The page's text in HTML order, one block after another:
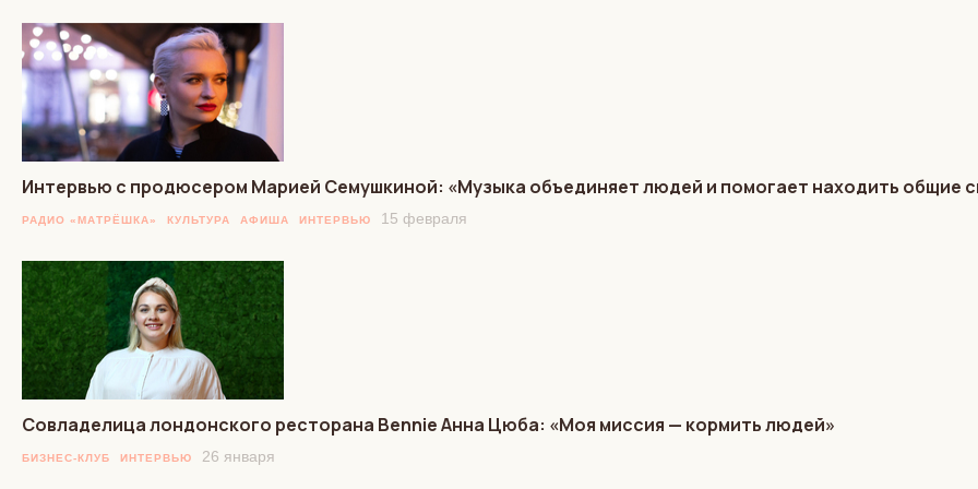
Интервью с продюсером Марией Семушкиной: «Музыка объединяет людей и помогает находить общие
РАДИО «МАТРЁШКА» КУЛЬТУРА АФИША ИНТЕРВЬЮ 15 февраля
Cовладелица лондонского ресторана Bennie Анна Цюба: «Моя миссия — кормить людей»
БИЗНЕС-КЛУБ ИНТЕРВЬЮ 26 января